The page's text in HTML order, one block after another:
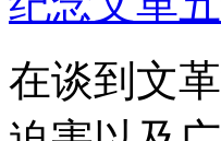
在谈到文